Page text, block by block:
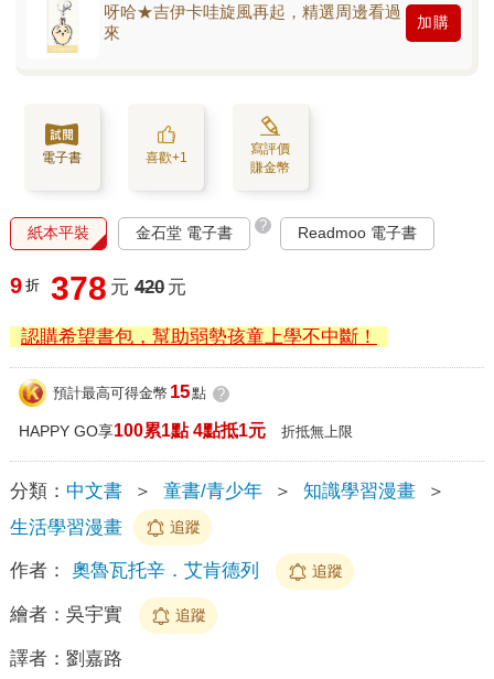
呀哈★吉伊卡哇旋風再起，精選周邊看過
來
加購
電子書 喜歡+1
寫評價
賺金幣
紙本平裝 金石堂 電子書 ? Readmoo 電子書
9 折 378 元 420 元
認購希望書包，幫助弱勢孩童上學不中斷！
預計最高可得金幣 15點 ?
HAPPY GO享100累1點 4點抵1元 折抵無上限
分類： 中文書 ＞ 童書/青少年 ＞ 知識學習漫畫
＞
生活學習漫畫
追蹤
作者： 奧魯瓦托辛．艾肯德列 追蹤
繪者： 吳宇實 追蹤
譯者： 劉嘉路